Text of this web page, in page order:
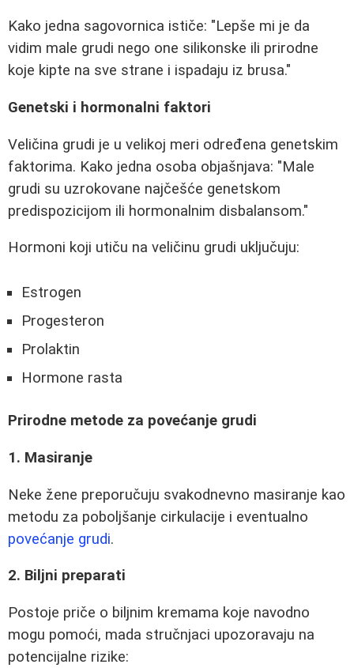
Kako jedna sagovornica ističe: "Lepše mi je da
vidim male grudi nego one silikonske ili prirodne
koje kipte na sve strane i ispadaju iz brusa."
Genetski i hormonalni faktori
Veličina grudi je u velikoj meri određena genetskim
faktorima. Kako jedna osoba objašnjava: "Male
grudi su uzrokovane najčešće genetskom
predispozicijom ili hormonalnim disbalansom."
Hormoni koji utiču na veličinu grudi uključuju:
Estrogen
Progesteron
Prolaktin
Hormone rasta
Prirodne metode za povećanje grudi
1. Masiranje
Neke žene preporučuju svakodnevno masiranje kao
metodu za poboljšanje cirkulacije i eventualno
povećanje grudi.
2. Biljni preparati
Postoje priče o biljnim kremama koje navodno
mogu pomoći, mada stručnjaci upozoravaju na
potencijalne rizike: